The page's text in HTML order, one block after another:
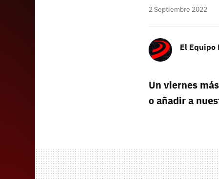
2 Septiembre 2022
El Equipo
Un viernes
o añadir a